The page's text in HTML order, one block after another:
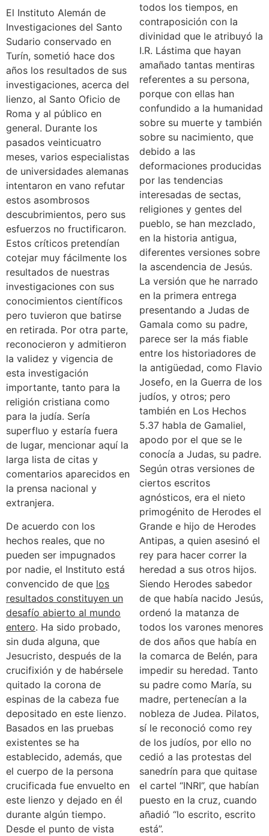
El Instituto Alemán de
Investigaciones del Santo
Sudario conservado en
Turín, sometió hace dos
años los resultados de sus
investigaciones, acerca del
lienzo, al Santo Oficio de
Roma y al público en
general. Durante los
pasados veinticuatro
meses, varios especialistas
de universidades alemanas
intentaron en vano refutar
estos asombrosos
descubrimientos, pero sus
esfuerzos no fructificaron.
Estos críticos pretendían
cotejar muy fácilmente los
resultados de nuestras
investigaciones con sus
conocimientos científicos
pero tuvieron que batirse
en retirada. Por otra parte,
reconocieron y admitieron
la validez y vigencia de
esta investigación
importante, tanto para la
religión cristiana como
para la judía. Sería
superfluo y estaría fuera
de lugar, mencionar aquí la
larga lista de citas y
comentarios aparecidos en
la prensa nacional y
extranjera.
De acuerdo con los
hechos reales, que no
pueden ser impugnados
por nadie, el Instituto está
convencido de que los
resultados constituyen un
desafío abierto al mundo
entero. Ha sido probado,
sin duda alguna, que
Jesucristo, después de la
crucifixión y de habérsele
quitado la corona de
espinas de la cabeza fue
depositado en este lienzo.
Basados en las pruebas
existentes se ha
establecido, además, que
el cuerpo de la persona
crucificada fue envuelto en
este lienzo y dejado en él
durante algún tiempo.
Desde el punto de vista
todos los tiempos, en
contraposición con la
divinidad que le atribuyó la
I.R. Lástima que hayan
amañado tantas mentiras
referentes a su persona,
porque con ellas han
confundido a la humanidad
sobre su muerte y también
sobre su nacimiento, que
debido a las
deformaciones producidas
por las tendencias
interesadas de sectas,
religiones y gentes del
pueblo, se han mezclado,
en la historia antigua,
diferentes versiones sobre
la ascendencia de Jesús.
La versión que he narrado
en la primera entrega
presentando a Judas de
Gamala como su padre,
parece ser la más fiable
entre los historiadores de
la antigüedad, como Flavio
Josefo, en la Guerra de los
judíos, y otros; pero
también en Los Hechos
5.37 habla de Gamaliel,
apodo por el que se le
conocía a Judas, su padre.
Según otras versiones de
ciertos escritos
agnósticos, era el nieto
primogénito de Herodes el
Grande e hijo de Herodes
Antipas, a quien asesinó el
rey para hacer correr la
heredad a sus otros hijos.
Siendo Herodes sabedor
de que había nacido Jesús,
ordenó la matanza de
todos los varones menores
de dos años que había en
la comarca de Belén, para
impedir su heredad. Tanto
su padre como María, su
madre, pertenecían a la
nobleza de Judea. Pilatos,
sí le reconoció como rey
de los judíos, por ello no
cedió a las protestas del
sanedrín para que quitase
el cartel “INRI”, que habían
puesto en la cruz, cuando
añadió “lo escrito, escrito
está”.